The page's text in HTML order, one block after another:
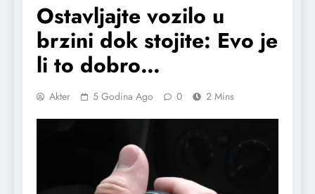
Ostavljajte vozilo u
brzini dok stojite: Evo je
li to dobro…
Akter 5 Godina Ago 0 2 Mins